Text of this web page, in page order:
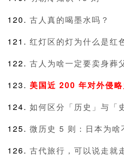
古人真的喝墨水吗？
红灯区的灯为什么是红
古人为啥一定要卖身葬
美国近 200 年对外侵略
如何区分「历史」与「
微历史 5 则：日本为啥
古代旅行，可以说走就